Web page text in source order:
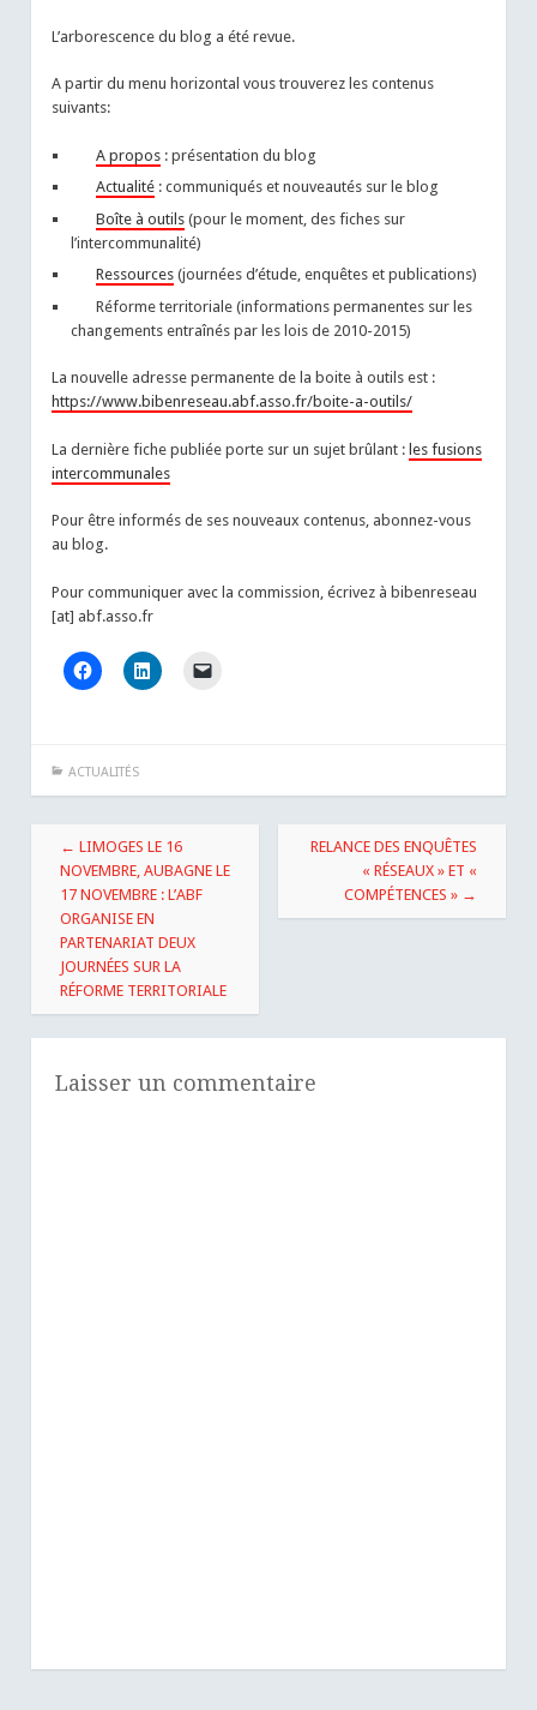
L’arborescence du blog a été revue.
A partir du menu horizontal vous trouverez les contenus
suivants:
A propos: présentation du blog
Actualité: communiqués et nouveautés sur le blog
Boîte à outils(pour le moment, des fiches sur
l’intercommunalité)
Ressources(journées d’étude, enquêtes et publications)
Réforme territoriale (informations permanentes sur les
changements entraînés par les lois de 2010-2015)
La nouvelle adresse permanente de la boite à outils est :
https://www.bibenreseau.abf.asso.fr/boite-a-outils/
La dernière fiche publiée porte sur un sujet brûlant : les fusions
intercommunales
Pour être informés de ses nouveaux contenus, abonnez-vous
au blog.
Pour communiquer avec la commission, écrivez à bibenreseau
[at] abf.asso.fr
ACTUALITÉS
Navigation
des
articles
← LIMOGES LE 16
NOVEMBRE, AUBAGNE LE
17 NOVEMBRE : L’ABF
ORGANISE EN
PARTENARIAT DEUX
JOURNÉES SUR LA
RÉFORME TERRITORIALE
RELANCE DES ENQUÊTES
« RÉSEAUX » ET «
COMPÉTENCES » →
Laisser un commentaire